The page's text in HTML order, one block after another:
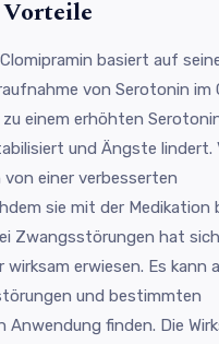
basiert auf
von Serotonin im
einem erhöhten
und Ängste lindert.
einer verbesserten
sie mit der Medikation
Zwangsstörungen hat sich
wirksam erwiesen. Es kann
und bestimmten
Anwendung finden. Die